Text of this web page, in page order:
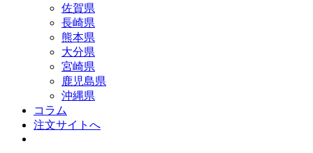
佐賀県
長崎県
熊本県
大分県
宮崎県
鹿児島県
沖縄県
コラム
注文サイトへ